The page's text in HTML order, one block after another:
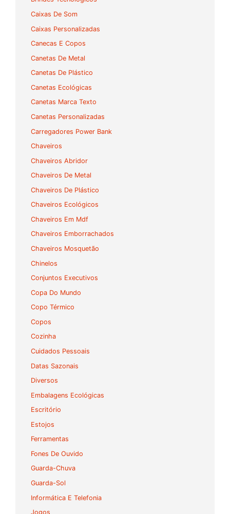
Caixas De Som
Caixas Personalizadas
Canecas E Copos
Canetas De Metal
Canetas De Plástico
Canetas Ecológicas
Canetas Marca Texto
Canetas Personalizadas
Carregadores Power Bank
Chaveiros
Chaveiros Abridor
Chaveiros De Metal
Chaveiros De Plástico
Chaveiros Ecológicos
Chaveiros Em Mdf
Chaveiros Emborrachados
Chaveiros Mosquetão
Chinelos
Conjuntos Executivos
Copa Do Mundo
Copo Térmico
Copos
Cozinha
Cuidados Pessoais
Datas Sazonais
Diversos
Embalagens Ecológicas
Escritório
Estojos
Ferramentas
Fones De Ouvido
Guarda-Chuva
Guarda-Sol
Informática E Telefonia
Jogos